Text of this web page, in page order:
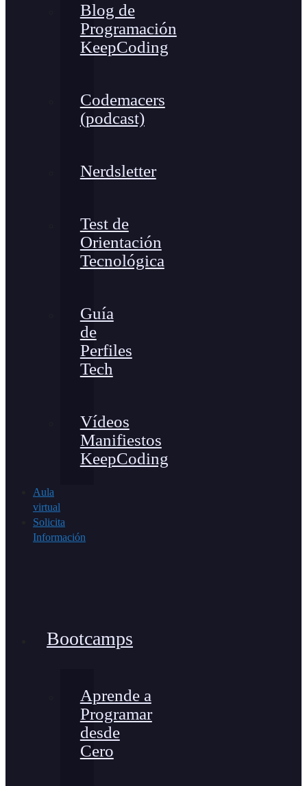
Blog de
Programación
KeepCoding
Codemacers
(podcast)
Nerdsletter
Test de
Orientación
Tecnológica
Guía
de
Perfiles
Tech
Vídeos
Manifiestos
KeepCoding
Aula
virtual
Solicita
Información
Bootcamps
Aprende a
Programar
desde
Cero